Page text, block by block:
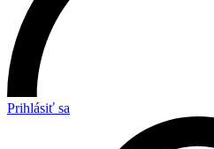
Prihlásiť sa